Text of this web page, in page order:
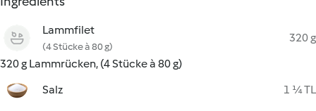
Lammfilet
(4 Stücke à 80 g)
320 g
320 g Lammrücken, (4 Stücke à 80 g)
Salz
1 ¼ TL